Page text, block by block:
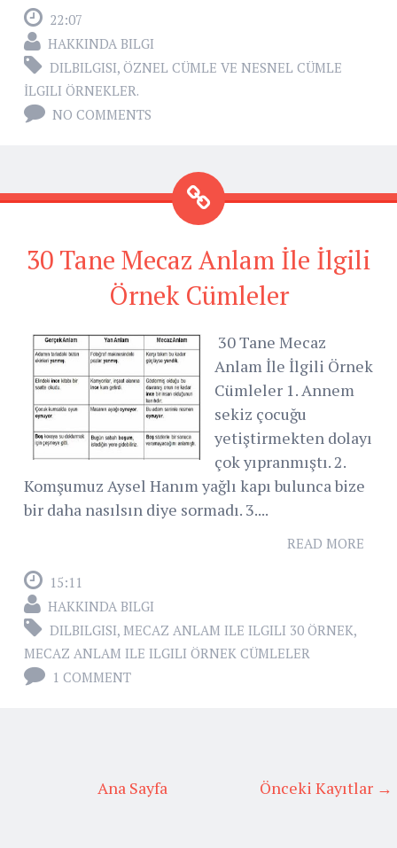
22:07
HAKKINDA BILGI
DILBILGISI, ÖZNEL CÜMLE VE NESNEL CÜMLE
İLGILI ÖRNEKLER.
NO COMMENTS
30 Tane Mecaz Anlam İle İlgili
Örnek Cümleler
30 Tane Mecaz
Anlam İle İlgili Örnek
Cümleler 1. Annem
sekiz çocuğu
yetiştirmekten dolayı
çok yıpranmıştı. 2.
Komşumuz Aysel Hanım yağlı kapı bulunca bize
bir daha nasılsın diye sormadı. 3....
READ MORE
15:11
HAKKINDA BILGI
DILBILGISI, MECAZ ANLAM ILE ILGILI 30 ÖRNEK,
MECAZ ANLAM ILE ILGILI ÖRNEK CÜMLELER
1 COMMENT
Önceki Kayıtlar →
Ana Sayfa